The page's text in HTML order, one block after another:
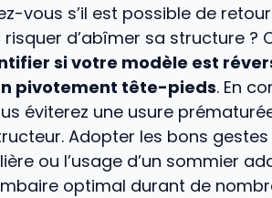
vous s’il est possible de
d’abîmer sa structure ?
si votre modèle est
pivotement tête-pieds. En
éviterez une usure
Adopter les bons
ou l’usage d’un sommier
optimal durant de